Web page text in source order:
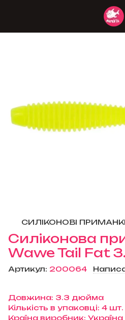
СИЛІКОНОВІ
Силіконова
Wawe Tail Fat
Артикул: 200064
Довжина: 3.3 дюйма
Кількість в упаковці: 4 шт.
Країна виробник: Україна